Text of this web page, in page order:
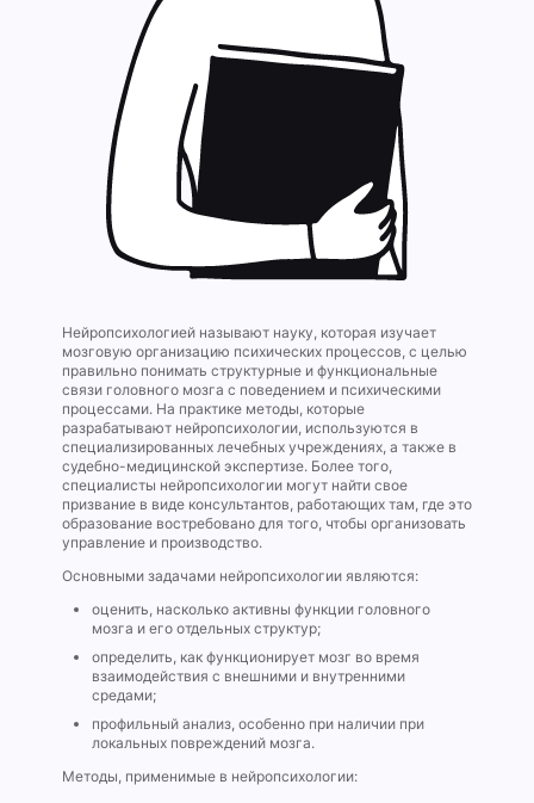
Нейропсихологией называют науку, которая изучает
мозговую организацию психических процессов, с целью
правильно понимать структурные и функциональные
связи головного мозга с поведением и психическими
процессами. На практике методы, которые
разрабатывают нейропсихологии, используются в
специализированных лечебных учреждениях, а также в
судебно-медицинской экспертизе. Более того,
специалисты нейропсихологии могут найти свое
призвание в виде консультантов, работающих там, где это
образование востребовано для того, чтобы организовать
управление и производство.
Основными задачами нейропсихологии являются:
оценить, насколько активны функции головного
мозга и его отдельных структур;
определить, как функционирует мозг во время
взаимодействия с внешними и внутренними
средами;
профильный анализ, особенно при наличии при
локальных повреждений мозга.
Методы, применимые в нейропсихологии: